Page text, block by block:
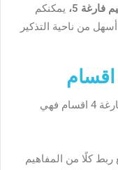
5،
يمكنكم
من ناحية التذكير
أما عن أهمية اللجوء إلى خريطة مفاهيم فارغة 4 اقسام فهي
ربط كلًا من المفاهيم